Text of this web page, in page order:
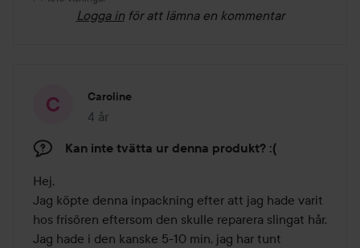
Logga in för att lämna en kommentar
Caroline
4 år
Inlägget skapades 4 år
Kan inte tvätta ur denna produkt? :(
Hej,
Jag köpte denna inpackning efter att jag hade varit
hos frisören eftersom den skulle reparera slingat hår.
Jag hade i den kanske 5-10 min, jag har tunt